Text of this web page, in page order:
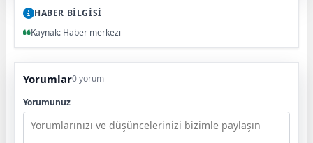
HABER BİLGİSİ
Kaynak: Haber merkezi
Yorumlar0 yorum
Yorumunuz